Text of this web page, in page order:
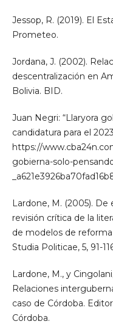
Jessop, R. (2019). El
Prometeo.
Jordana, J. (2002).
descentralización en
Bolivia. BID.
Juan Negri: “Llaryora
candidatura para el
https://
gobierna-solo-
Lardone, M. (2005).
revisión crítica de la
de modelos de
Studia Politicae, 5, 91-
Lardone, M., y
Relaciones
caso de Córdoba.
Córdoba.